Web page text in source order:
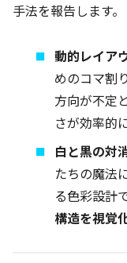
手法を報告します。
動的レイア
めのコマ割
方向が不定
さが効率的
白と黒の対
たちの魔法
る色彩設計
構造を視覚